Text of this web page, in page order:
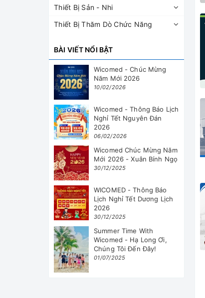
Thiết Bị Sản - Nhi
Thiết Bị Thăm Dò Chức Năng
BÀI VIẾT NỔI BẬT
Wicomed - Chúc Mừng
Năm Mới 2026
10/02/2026
Wicomed - Thông Báo Lịch
Nghỉ Tết Nguyên Đán
2026
06/02/2026
Wicomed Chúc Mừng Năm
Mới 2026 - Xuân Bính Ngọ
30/12/2025
WICOMED - Thông Báo
Lịch Nghỉ Tết Dương Lịch
2026
30/12/2025
Summer Time With
Wicomed - Hạ Long Ơi,
Chúng Tôi Đến Đây!
01/07/2025